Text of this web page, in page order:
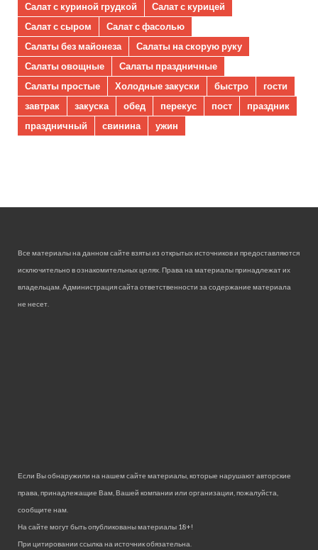
Салат с куриной грудкой
Салат с курицей
Салат с сыром
Салат с фасолью
Салаты без майонеза
Салаты на скорую руку
Салаты овощные
Салаты праздничные
Салаты простые
Холодные закуски быстро
гости
завтрак
закуска обед перекус пост
праздник
праздничный
свинина ужин
Все материалы на данном сайте взяты из открытых источников и предоставляются
исключительно в ознакомительных целях. Права на материалы принадлежат их
владельцам. Администрация сайта ответственности за содержание материала
не несет.
Если Вы обнаружили на нашем сайте материалы, которые нарушают авторские
права, принадлежащие Вам, Вашей компании или организации, пожалуйста,
сообщите нам.
На сайте могут быть опубликованы материалы 18+!
При цитировании ссылка на источник обязательна.